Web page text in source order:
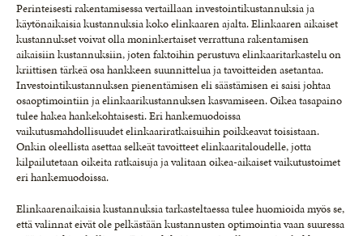
Perinteisesti rakentamisessa vertaillaan investointikustannuksia ja
käytönaikaisia kustannuksia koko elinkaaren ajalta. Elinkaaren aikaiset
kustannukset voivat olla moninkertaiset verrattuna rakentamisen
aikaisiin kustannuksiin, joten faktoihin perustuva elinkaaritarkastelu on
kriittisen tärkeä osa hankkeen suunnittelua ja tavoitteiden asetantaa.
Investointikustannuksen pienentämisen eli säästämisen ei saisi johtaa
osaoptimointiin ja elinkaarikustannuksen kasvamiseen. Oikea tasapaino
tulee hakea hankekohtaisesti. Eri hankemuodoissa
vaikutusmahdollisuudet elinkaariratkaisuihin poikkeavat toisistaan.
Onkin oleellista asettaa selkeät tavoitteet elinkaaritaloudelle, jotta
kilpailutetaan oikeita ratkaisuja ja valitaan oikea-aikaiset vaikutustoimet
eri hankemuodoissa.
Elinkaarenaikaisia kustannuksia tarkasteltaessa tulee huomioida myös se,
että valinnat eivät ole pelkästään kustannusten optimointia vaan suuressa